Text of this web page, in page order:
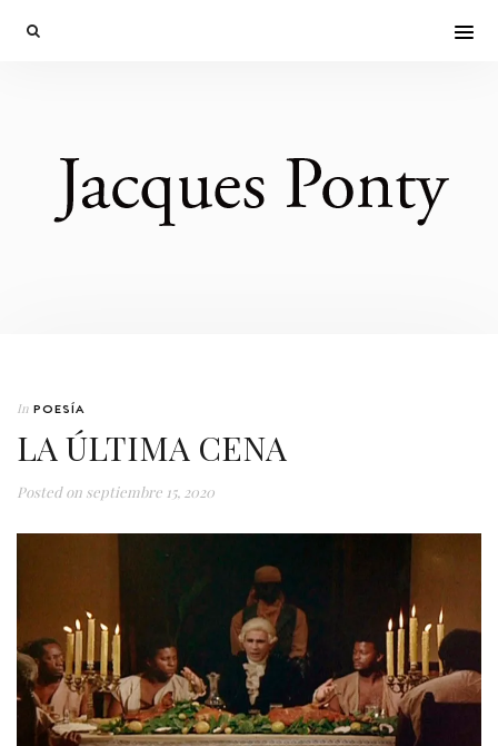
In POESÍA
LA ÚLTIMA CENA
Posted on septiembre 15, 2020